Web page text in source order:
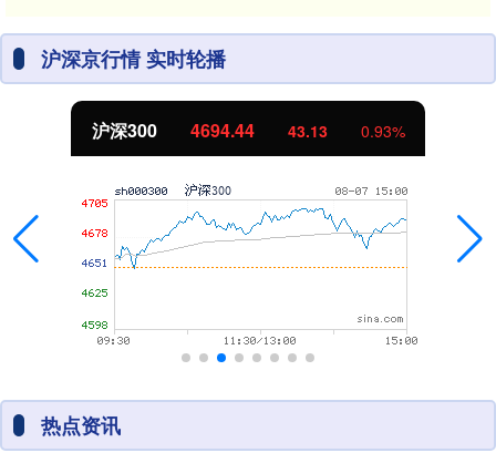
沪深京行情 实时轮播
沪深300 4694.44 43.13 0.93%
热点资讯